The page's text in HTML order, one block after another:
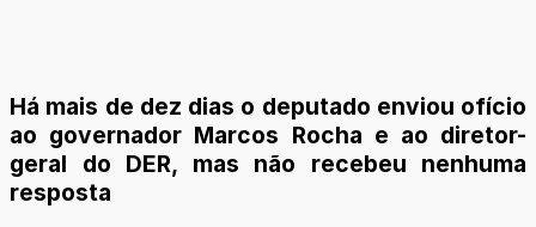
Há mais de dez dias o deputado enviou ofício
ao governador Marcos Rocha e ao diretor-
geral do DER, mas não recebeu nenhuma
resposta